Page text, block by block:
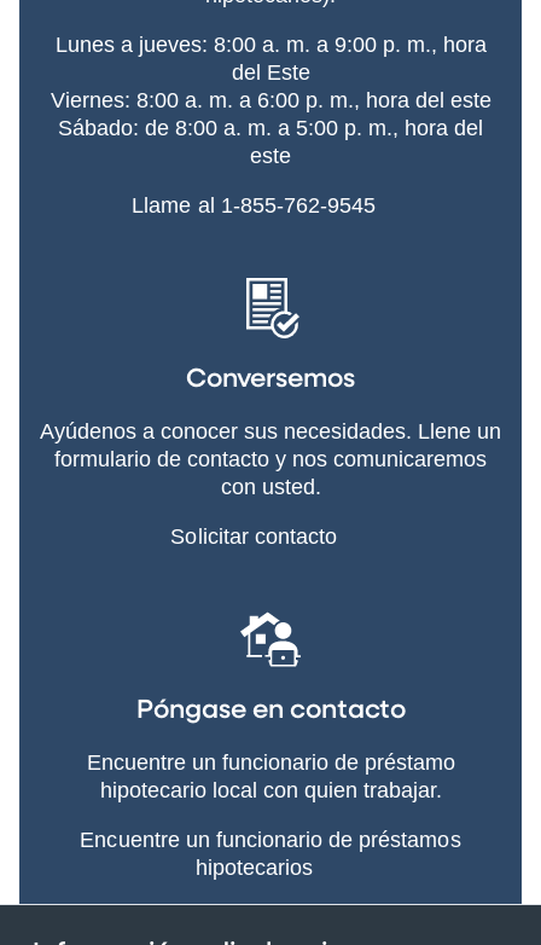
Lunes a jueves: 8:00 a. m. a 9:00 p. m., hora
del Este
Viernes: 8:00 a. m. a 6:00 p. m., hora del este
Sábado: de 8:00 a. m. a 5:00 p. m., hora del
este
Llame al 1-855-762-9545
Conversemos
Ayúdenos a conocer sus necesidades. Llene un
formulario de contacto y nos comunicaremos
con usted.
Solicitar contacto
Póngase en contacto
Encuentre un funcionario de préstamo
hipotecario local con quien trabajar.
Encuentre un funcionario de préstamos
hipotecarios